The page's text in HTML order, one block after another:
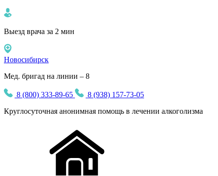
Выезд врача за 2 мин
Новосибирск
Мед. бригад на линии – 8
8 (800) 333-89-65
8 (938) 157-73-05
Круглосуточная анонимная помощь в лечении алкоголизма